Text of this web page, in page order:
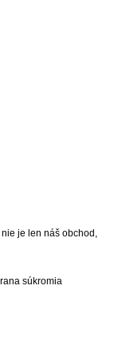
je len náš obchod,
súkromia